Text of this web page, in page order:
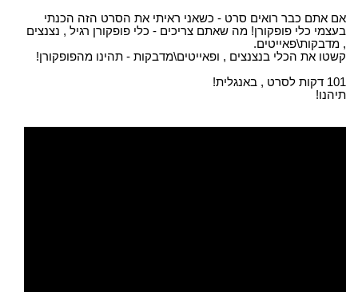
אם אתם כבר רואים סרט - כשאני ראיתי את הסרט הזה הכנתי
בעצמי כלי פופקורן! מה שאתם צריכים - כלי פופקורן רגיל , נצנצים
, מדבקות\פאייטים.
קשטו את הכלי בנצנצים , ופאייטים\מדבקות - תהינו מהפופקורן!
101 דקות לסרט , באנגלית!
תיהנו!